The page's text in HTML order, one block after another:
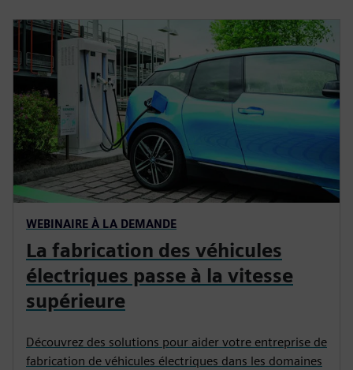
WEBINAIRE À LA DEMANDE
La fabrication des véhicules
électriques passe à la vitesse
supérieure
Découvrez des solutions pour aider votre entreprise de
fabrication de véhicules électriques dans les domaines